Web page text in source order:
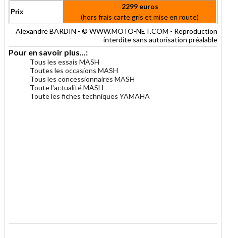
Prix
2299 euros
(hors frais carte gris et mise en route)
Alexandre BARDIN - © WWW.MOTO-NET.COM - Reproduction
interdite sans autorisation préalable
Pour en savoir plus...:
Tous les essais MASH
Toutes les occasions MASH
Tous les concessionnaires MASH
Toute l'actualité MASH
Toute les fiches techniques YAMAHA